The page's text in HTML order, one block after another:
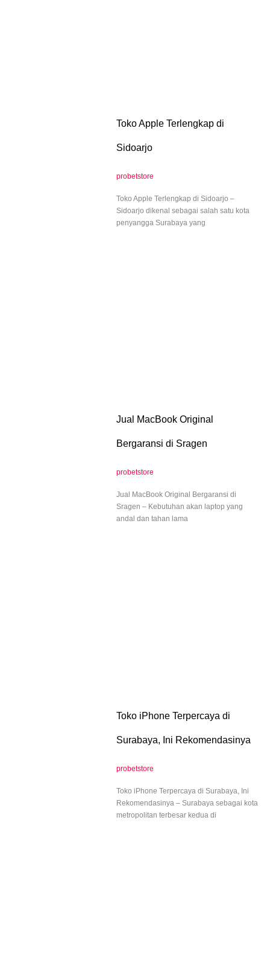
Toko Apple Terlengkap di
Sidoarjo
probetstore
Toko Apple Terlengkap di Sidoarjo –
Sidoarjo dikenal sebagai salah satu kota
penyangga Surabaya yang
Jual MacBook Original
Bergaransi di Sragen
probetstore
Jual MacBook Original Bergaransi di
Sragen – Kebutuhan akan laptop yang
andal dan tahan lama
Toko iPhone Terpercaya di
Surabaya, Ini Rekomendasinya
probetstore
Toko iPhone Terpercaya di Surabaya, Ini
Rekomendasinya – Surabaya sebagai kota
metropolitan terbesar kedua di